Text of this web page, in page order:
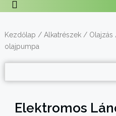
Kezdőlap / Alkatrészek/ Olajzás
olajpumpa
Elektromos